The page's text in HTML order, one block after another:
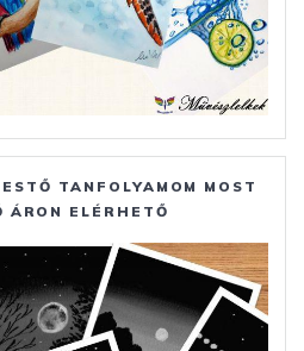
TANFOLYAMOM MOST
ÁRON ELÉRHETŐ